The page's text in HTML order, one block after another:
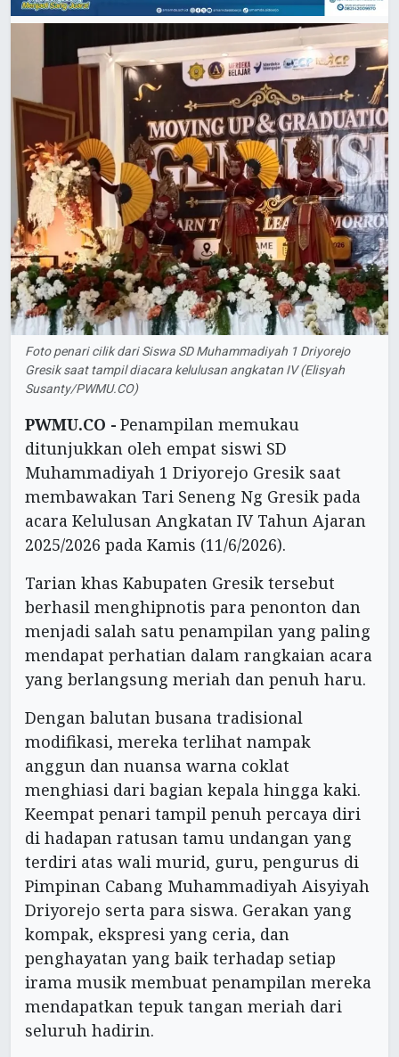
Foto penari cilik dari Siswa SD Muhammadiyah 1 Driyorejo
Gresik saat tampil diacara kelulusan angkatan IV (Elisyah
Susanty/PWMU.CO)
PWMU.CO - Penampilan memukau
ditunjukkan oleh empat siswi SD
Muhammadiyah 1 Driyorejo Gresik saat
membawakan Tari Seneng Ng Gresik pada
acara Kelulusan Angkatan IV Tahun Ajaran
2025/2026 pada Kamis (11/6/2026).
Tarian khas Kabupaten Gresik tersebut
berhasil menghipnotis para penonton dan
menjadi salah satu penampilan yang paling
mendapat perhatian dalam rangkaian acara
yang berlangsung meriah dan penuh haru.
Dengan balutan busana tradisional
modifikasi, mereka terlihat nampak
anggun dan nuansa warna coklat
menghiasi dari bagian kepala hingga kaki.
Keempat penari tampil penuh percaya diri
di hadapan ratusan tamu undangan yang
terdiri atas wali murid, guru, pengurus di
Pimpinan Cabang Muhammadiyah Aisyiyah
Driyorejo serta para siswa. Gerakan yang
kompak, ekspresi yang ceria, dan
penghayatan yang baik terhadap setiap
irama musik membuat penampilan mereka
mendapatkan tepuk tangan meriah dari
seluruh hadirin.